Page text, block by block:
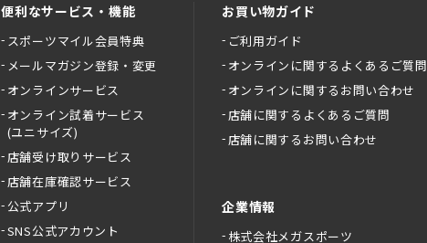
便利なサービス・機能
スポーツマイル会員特典
メールマガジン登録・変更
オンラインサービス
オンライン試着サービス
(ユニサイズ)
店舗受け取りサービス
店舗在庫確認サービス
公式アプリ
SNS公式アカウント
お買い物ガイド
ご利用ガイド
オンラインに関するよくあるご質問
オンラインに関するお問い合わせ
店舗に関するよくあるご質問
店舗に関するお問い合わせ
企業情報
株式会社メガスポーツ